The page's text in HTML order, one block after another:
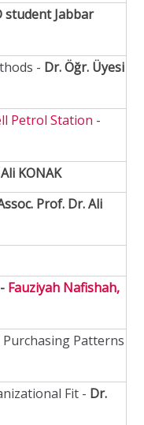
student Jabbar
- Dr. Öğr. Üyesi
Petrol Station -
KONAK
Prof. Dr. Ali
- Fauziyah Nafishah,
Patterns
Fit - Dr.